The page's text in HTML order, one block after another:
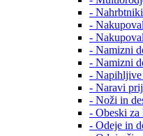
-
-
-
- Namizni
- Namizni
- Napihljive
- Naravi
- Noži in
- Obeski za
- Odeje in